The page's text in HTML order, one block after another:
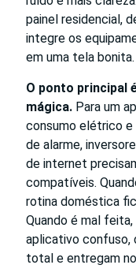
painel residencial,
integre os
em uma tela bonita.
O ponto principal
mágica. Para um
consumo elétrico e
de alarme,
de internet
compatíveis.
rotina doméstica
Quando é mal feita,
aplicativo confuso,
total e entregam